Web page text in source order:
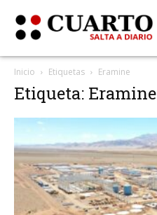
Inicio Etiquetas Eramine
Etiqueta: Eramine